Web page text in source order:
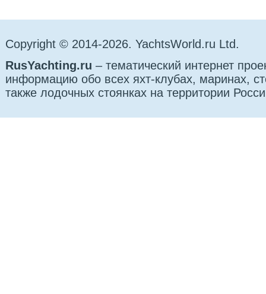
Copyright © 2014-2026. YachtsWorld.ru Ltd.
RusYachting.ru – тематический интернет
информацию обо всех яхт-клубах, маринах,
также лодочных стоянках на территории